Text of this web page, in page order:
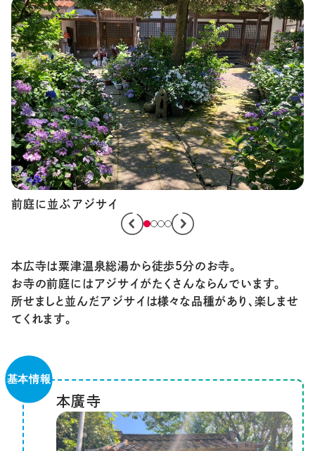
本広寺は粟津温泉総湯から徒歩5分のお寺。
お寺の前庭にはアジサイがたくさんならんでいます。
所せましと並んだアジサイは様々な品種があり、楽しませ
てくれます。
本廣寺